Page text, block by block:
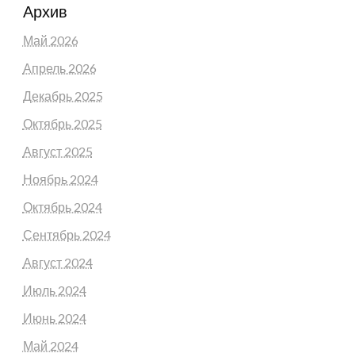
Архив
Май 2026
Апрель 2026
Декабрь 2025
Октябрь 2025
Август 2025
Ноябрь 2024
Октябрь 2024
Сентябрь 2024
Август 2024
Июль 2024
Июнь 2024
Май 2024